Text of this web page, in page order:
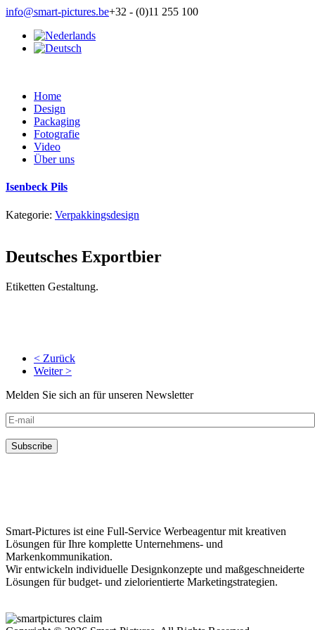
info@smart-pictures.be+32 - (0)11 255 100
Home
Design
Packaging
Fotografie
Video
Über uns
Isenbeck Pils
Kategorie: Verpakkingsdesign
Deutsches Exportbier
Etiketten Gestaltung.
< Zurück
Weiter >
Melden Sie sich an für unseren Newsletter
Smart-Pictures ist eine Full-Service Werbeagentur mit kreativen
Lösungen für Ihre komplette Unternehmens- und
Markenkommunikation.
Wir entwickeln individuelle Designkonzepte und maßgeschneiderte
Lösungen für budget- und zielorientierte Marketingstrategien.